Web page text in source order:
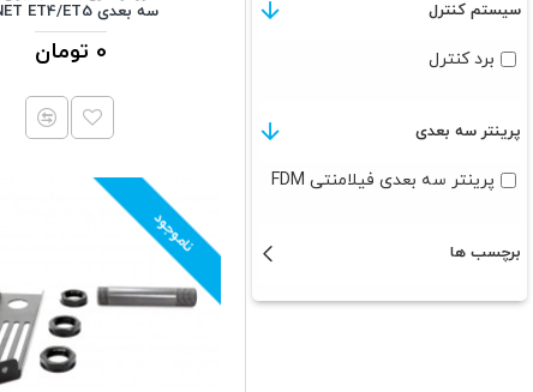
سیستم کنترل
برد کنترل
پرینتر سه بعدی
پرینتر سه بعدی فیلامنتی FDM
برچسب ها
سه بعدی ANET ET4/ET5
0 تومان
ناموجود